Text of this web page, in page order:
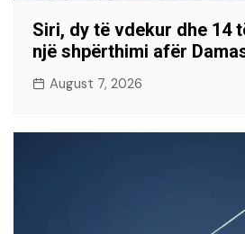
Siri, dy të vdekur dhe 14
një shpërthimi afër
August 7, 2026